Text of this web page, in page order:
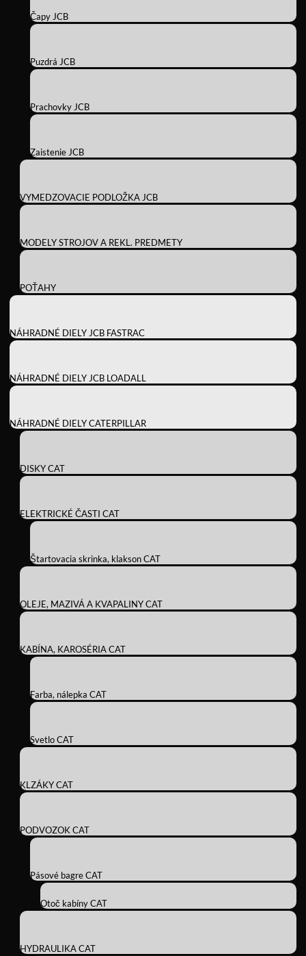
Čapy JCB
Puzdrá JCB
Prachovky JCB
Zaistenie JCB
VYMEDZOVACIE PODLOŽKA JCB
MODELY STROJOV A REKL. PREDMETY
POŤAHY
NÁHRADNÉ DIELY JCB FASTRAC
NÁHRADNÉ DIELY JCB LOADALL
NÁHRADNÉ DIELY CATERPILLAR
DISKY CAT
ELEKTRICKÉ ČASTI CAT
Štartovacia skrinka, klakson CAT
OLEJE, MAZIVÁ A KVAPALINY CAT
KABÍNA, KAROSÉRIA CAT
Farba, nálepka CAT
Svetlo CAT
KLZÁKY CAT
PODVOZOK CAT
Pásové bagre CAT
Otoč kabíny CAT
HYDRAULIKA CAT